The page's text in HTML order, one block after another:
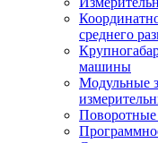
среднего
машины
Модульные